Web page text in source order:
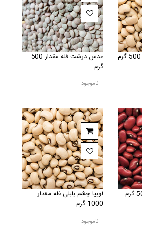
عدس درشت فله مقدار 500
گرم
ناموجود
لوبیا چشم بلبلی فله مقدار
1000 گرم
ناموجود